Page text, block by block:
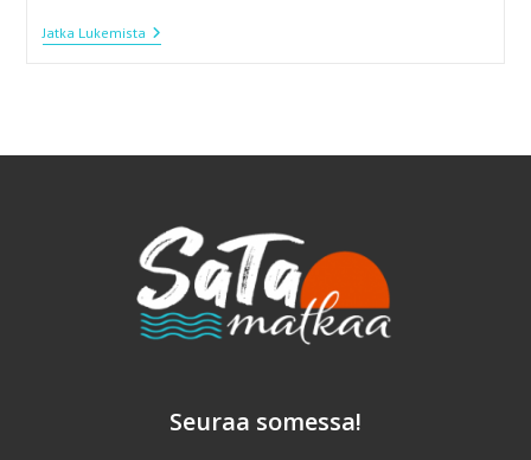
Jatka LukemistaMadrid
–
Seuraa somessa!